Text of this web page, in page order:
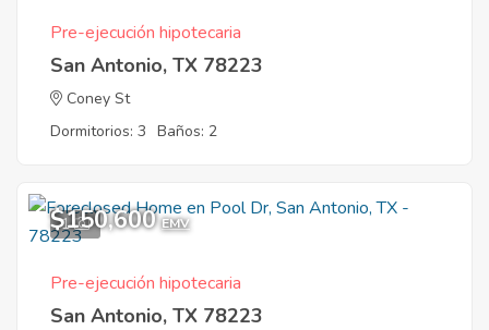
Pre-ejecución hipotecaria
San Antonio, TX 78223
Coney St
Dormitorios: 3 Baños: 2
1
$150,600 EMV
Pre-ejecución hipotecaria
San Antonio, TX 78223